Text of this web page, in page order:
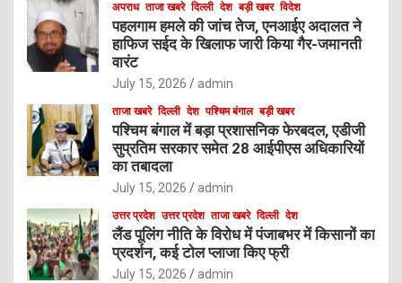
अपराध ताजा खबरे दिल्ली देश बड़ी खबर विदेश
पहलगाम हमले की जांच तेज, एनआईए अदालत ने
हाफिज सईद के खिलाफ जारी किया गैर-जमानती
वारंट
July 15, 2026 admin
ताजा खबरे दिल्ली देश पश्चिम बंगाल बड़ी खबर
पश्चिम बंगाल में बड़ा प्रशासनिक फेरबदल, एडीजी
सुप्रतिम सरकार समेत 28 आईपीएस अधिकारियों
का तबादला
July 15, 2026 admin
उत्तर प्रदेश उत्तर प्रदेश ताजा खबरे दिल्ली देश
लैंड पूलिंग नीति के विरोध में पंजाबभर में किसानों का
प्रदर्शन, कई टोल प्लाजा किए फ्री
July 15, 2026 admin